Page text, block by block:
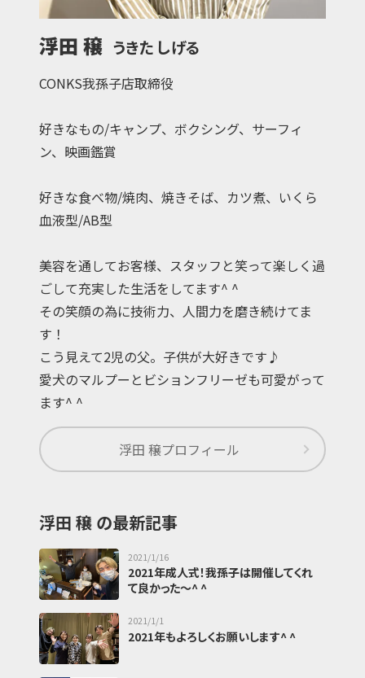
浮田 穣 うきた しげる
CONKS我孫子店取締役
好きなもの/キャンプ、ボクシング、サーフィ
ン、映画鑑賞
好きな食べ物/焼肉、焼きそば、カツ煮、いくら
血液型/AB型
美容を通してお客様、スタッフと笑って楽しく過
ごして充実した生活をしてます^ ^
その笑顔の為に技術力、人間力を磨き続けてま
す！
こう見えて2児の父。子供が大好きです♪
愛犬のマルプーとビションフリーゼも可愛がって
ます^ ^
浮田 穣プロフィール
浮田 穣 の最新記事
2021年成人式！我孫子は開催してくれ
て良かった〜^ ^
2021/1/16
2021年もよろしくお願いします^ ^
2021/1/1